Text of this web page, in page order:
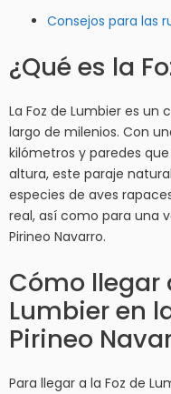
Consejos para las
¿Qué es la
La Foz de Lumbier es un
largo de milenios. Con
kilómetros y paredes
altura, este paraje
especies de aves
real, así como para una
Pirineo Navarro.
Cómo llegar
Lumbier en
Pirineo
Para llegar a la Foz de